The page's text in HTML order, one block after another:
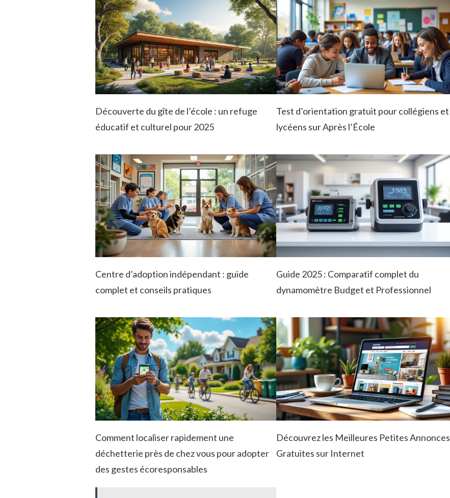
Découverte du gîte de l’école : un refuge
éducatif et culturel pour 2025
Test d’orientation gratuit pour collégiens et
lycéens sur Après l’École
Centre d’adoption indépendant : guide
complet et conseils pratiques
Guide 2025 : Comparatif complet du
dynamomètre Budget et Professionnel
Comment localiser rapidement une
déchetterie près de chez vous pour adopter
des gestes écoresponsables
Découvrez les Meilleures Petites Annonces
Gratuites sur Internet